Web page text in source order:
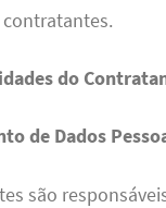
do
de Dados
são